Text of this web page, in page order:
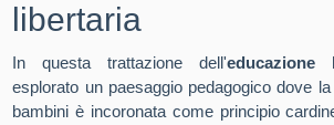
libertaria
In questa trattazione dell'educazione
esplorato un paesaggio pedagogico dove la
bambini è incoronata come principio